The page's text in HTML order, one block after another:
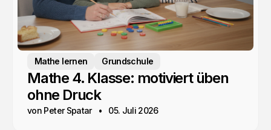
Mathe lernen Grundschule
Mathe 4. Klasse: motiviert üben
ohne Druck
von Peter Spatar 05. Juli 2026